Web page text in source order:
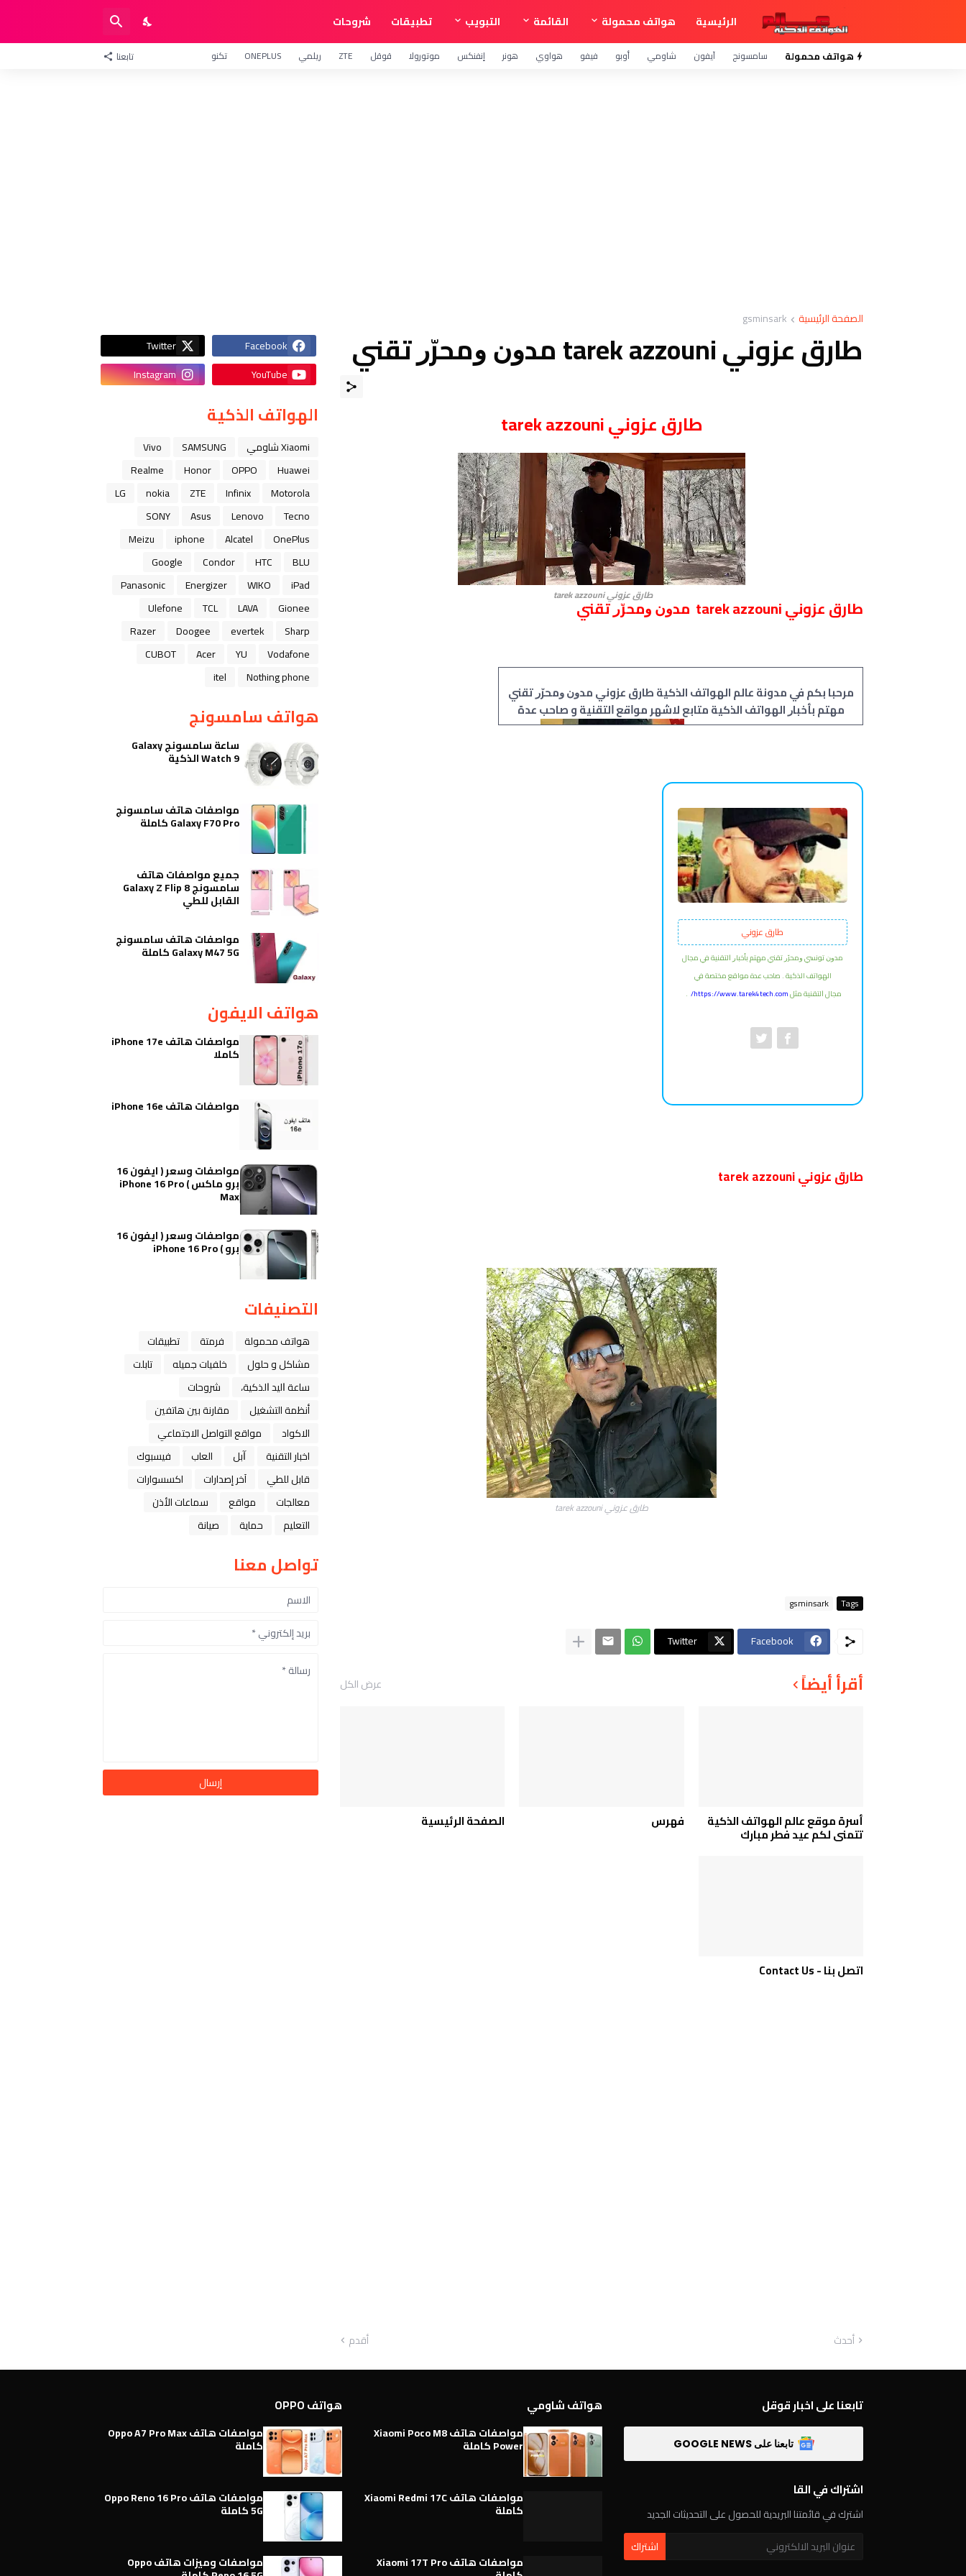
الرئيسية هواتف محمولة القائمة التبويب تطبيقات شروحات
هواتف محمولة سامسونج آيفون شاومي أوبو فيفو هواوي هونر إنفنكس موتورولا قوقل ZTE ريلمي ONEPLUS تكنو تابعنا
الصفحة الرئيسية gsminsark
طارق عزوني tarek azzouni ﻣﺪﻭﻥ ﻭﻣﺤﺮّﺭ ﺗﻘﻨﻲ
طارق عزوني tarek azzouni
طارق عزوني tarek azzouni
طارق عزوني tarek azzouni ﻣﺪﻭﻥ ﻭﻣﺤﺮّﺭ ﺗﻘﻨﻲ
مرحبا بكم في مدونة عالم الهواتف الذكية طارق عزوني ﻣﺪﻭﻥ ﻭﻣﺤﺮّﺭ ﺗﻘﻨﻲ
ﻣﻬﺘﻢ ﺑﺄﺧﺒﺎﺭ الهواتف الذكية ﻣﺘﺎﺑﻊ ﻻﺷﻬﺮ ﻣﻮﺍﻗﻊ ﺍﻟﺘﻘﻨﻴﺔ و صاحب عدة
مواقع مختصة في هذا مجال
طارق عزوني
ﻣﺪﻭﻥ تونسي ﻭﻣﺤﺮّﺭ ﺗﻘﻨﻲ ﻣﻬﺘﻢ ﺑﺄﺧﺒﺎﺭ ﺍﻟﺘﻘﻨﻴﺔ في مجال
الهواتف الذكية . صاحب عدة مواقع مختصة في
مجالﺍﻟﺘﻘﻨﻴﺔ مثلhttps://www.tarek4tech.com/
.
طارق عزوني tarek azzouni
طارق عزوني tarek azzouni
Tags
gsminsark
Facebook
Twitter
أقرأ أيضاً عرض الكل
أسرة موقع عالم الهواتف الذكية
تتمنى لكم عيد فطر مبارك
فهرس الصفحة الرئيسية
اتصل بنا - Contact Us
أحدث أقدم
Facebook
Twitter
YouTube
Instagram
الهواتف الذكية
Xiaomi شاومي SAMSUNG
Vivo
Huawei
OPPO
Honor
Realme
Motorola
Infinix
ZTE
nokia
LG
Tecno
Lenovo
Asus
SONY
OnePlus
Alcatel
iphone
Meizu
BLU
HTC
Condor
Google
iPad
WIKO
Energizer
Panasonic
Gionee
LAVA
TCL
Ulefone
Sharp
evertek
Doogee
Razer
Vodafone
YU
Acer
CUBOT
Nothing phone
itel
هواتف سامسونج
ساعة سامسونج Galaxy
Watch 9 الذكية
مواصفات هاتف سامسونج
Galaxy F70 Pro كاملة
جميع مواصفات هاتف
سامسونج Galaxy Z Flip 8
القابل للطي
مواصفات هاتف سامسونج
Galaxy M47 5G كاملة
هواتف الايفون
مواصفات هاتف iPhone 17e
كاملا
مواصفات هاتف iPhone 16e
مواصفات وسعر ( ايفون 16
برو ماكس ) iPhone 16 Pro
Max
مواصفات وسعر ( ايفون 16
برو ) iPhone 16 Pro
التصنيفات
هواتف محمولة فرمتة
تطبيقات
مشاكل و حلول
خلفيات جميله
تابلت
ﺳﺎﻋﺔ ﺍﻟﻴﺪ ﺍﻟﺬﻛﻴﺔ،
شروحات
أنظمة التشغيل
مقارنة بين هاتفين
الاكواد
مواقع التواصل الاجتماعي
اخبار التقنية
ﺁﺑﻞ العاب
فيسبوك
قابل للطي
آخر إصدارات
اكسسوارات
معالجات
مواقع
سماعات الأذن
التعليم
حماية صيانة
تواصل معنا
تابعنا على اخبار قوقل
تابعنا على GOOGLE NEWS
اشتراك في القا
اشترك في قائمتنا البريدية للحصول على التحديثات الجديد
هواتف شاومي
مواصفات هاتف Xiaomi Poco M8
Power كاملة
مواصفات هاتف Xiaomi Redmi 17C
كاملة
مواصفات هاتف Xiaomi 17T Pro
هواتف OPPO
مواصفات هاتف Oppo A7 Pro Max
كاملة
مواصفات هاتف Oppo Reno 16 Pro
5G كاملة
مواصفات وميزات هاتف Oppo